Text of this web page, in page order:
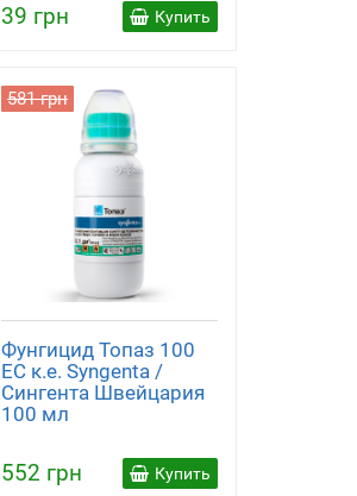
39 грн Купить
581 грн
Фунгицид Топаз 100
ЕС к.е. Syngenta /
Сингента Швейцария
100 мл
552 грн Купить